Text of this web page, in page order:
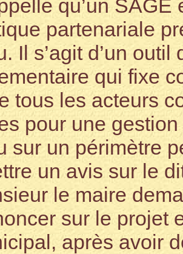
qu’un
partenariale
Il s’agit d’un
qui fixe
tous les acteurs
pour une
sur un périmètre
un avis sur le
le maire
sur le projet
après avoir